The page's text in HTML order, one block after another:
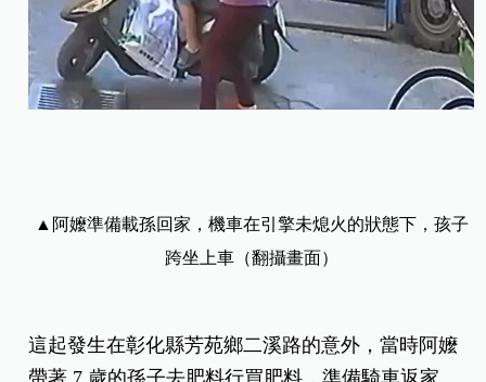
▲阿嬤準備載孫回家，機車在引擎未熄火的狀態下，孩子
跨坐上車（翻攝畫面）
這起發生在彰化縣芳苑鄉二溪路的意外，當時阿嬤
帶著 7 歲的孫子去肥料行買肥料，準備騎車返家。